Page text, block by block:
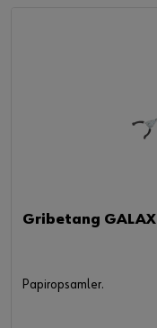
Gribetang GALAX
Papiropsamler.